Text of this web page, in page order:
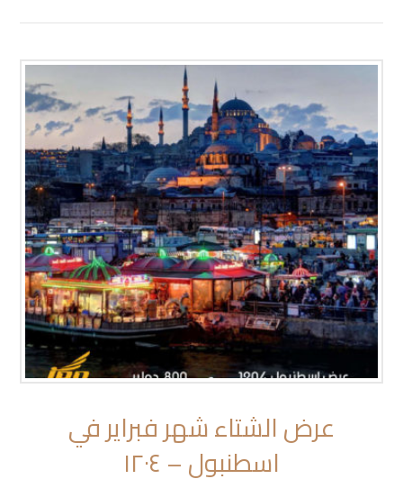
عرض الشتاء شهر فبراير في
اسطنبول – ١٢٠٤